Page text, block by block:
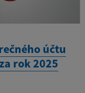
účtu
rok 2025